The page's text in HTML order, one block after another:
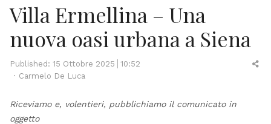
Villa Ermellina – Una
nuova oasi urbana a Siena
Published: 15 Ottobre 2025
10:52
Author
Carmelo De Luca
Riceviamo e, volentieri, pubblichiamo il comunicato in
oggetto